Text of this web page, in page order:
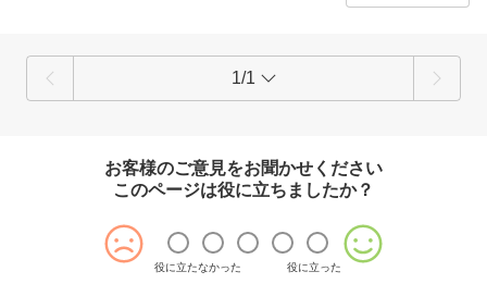
1/1
お客様のご意見をお聞かせください
このページは役に立ちましたか？
役に立たなかった 役に立った